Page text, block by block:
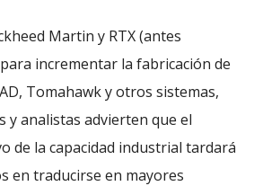
Martin y RTX (antes
incrementar la fabricación de
Tomahawk y otros sistemas,
y analistas advierten que el
de la capacidad industrial tardará
en traducirse en mayores